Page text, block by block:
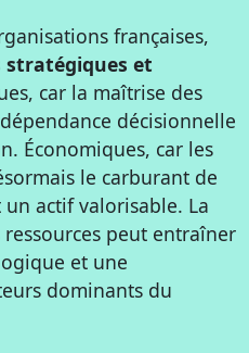
françaises,
stratégiques et
car la maîtrise des
décisionnelle
Économiques, car les
le carburant de
actif valorisable. La
peut entraîner
et une
dominants du